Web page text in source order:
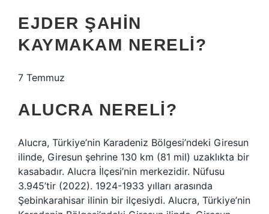
EJDER ŞAHIN
KAYMAKAM NERELI?
7 Temmuz
ALUCRA NERELI?
Alucra, Türkiye’nin Karadeniz Bölgesi’ndeki Giresun
ilinde, Giresun şehrine 130 km (81 mil) uzaklıkta bir
kasabadır. Alucra İlçesi’nin merkezidir. Nüfusu
3.945’tir (2022). 1924-1933 yılları arasında
Şebinkarahisar ilinin bir ilçesiydi. Alucra, Türkiye’nin